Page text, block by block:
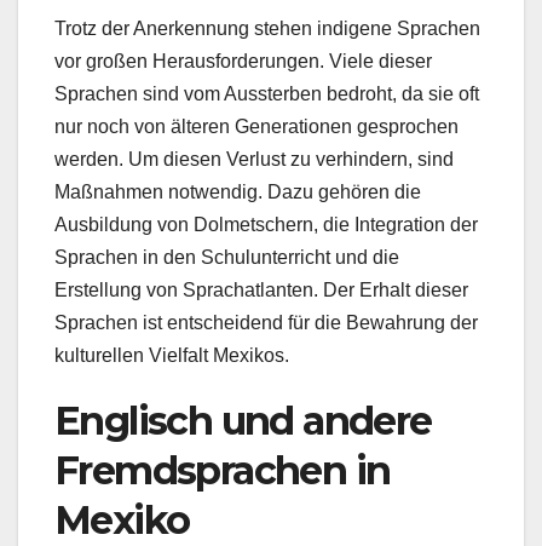
Trotz der Anerkennung stehen indigene Sprachen
vor großen Herausforderungen. Viele dieser
Sprachen sind vom Aussterben bedroht, da sie oft
nur noch von älteren Generationen gesprochen
werden. Um diesen Verlust zu verhindern, sind
Maßnahmen notwendig. Dazu gehören die
Ausbildung von Dolmetschern, die Integration der
Sprachen in den Schulunterricht und die
Erstellung von Sprachatlanten. Der Erhalt dieser
Sprachen ist entscheidend für die Bewahrung der
kulturellen Vielfalt Mexikos.
Englisch und andere
Fremdsprachen in
Mexiko